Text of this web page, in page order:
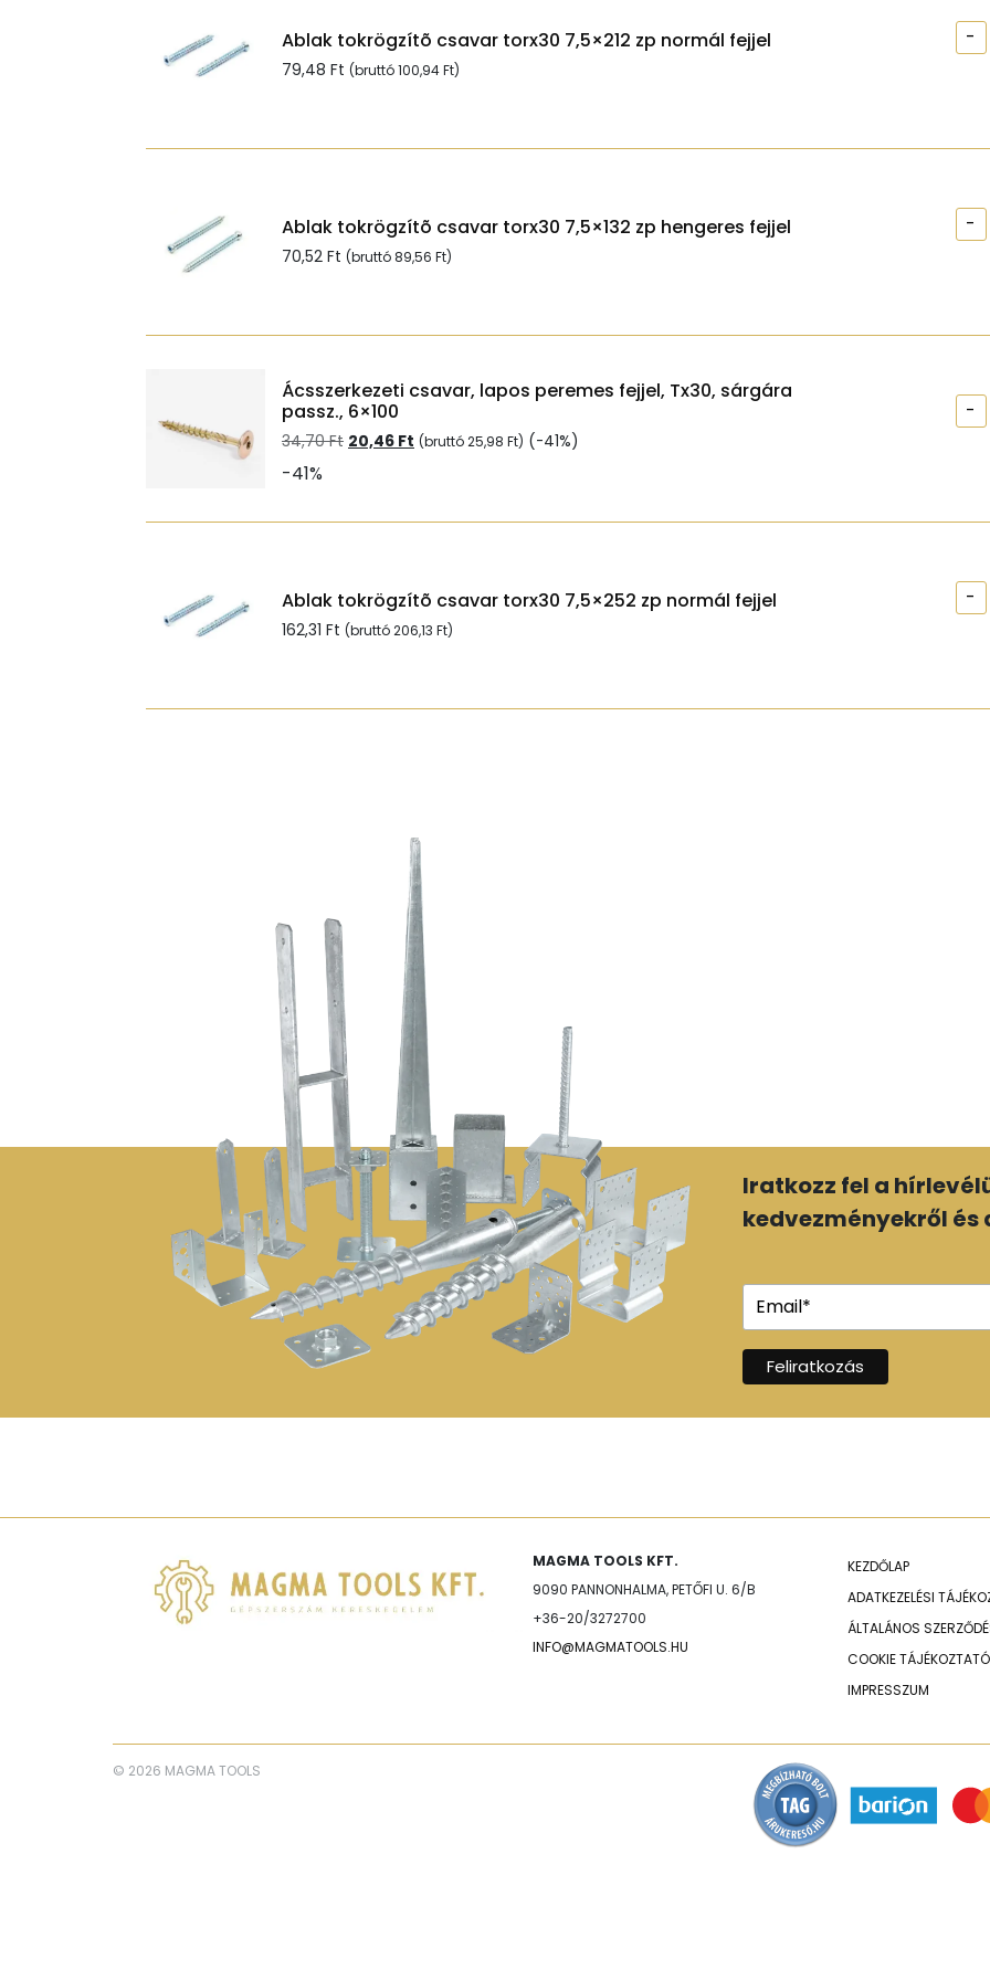
Ablak tokrögzítõ csavar torx30 7,5×212 zp normál fejjel
79,48 Ft (bruttó100,94Ft)
-
Ablak tokrögzítõ csavar torx30 7,5×132 zp hengeres fejjel
70,52 Ft (bruttó89,56 Ft)
-
Ácsszerkezeti csavar, lapos peremes fejjel, Tx30, sárgára
passz., 6×100
34,70Ft Original
20,46 Ft Current
(bruttó25,98 Ft) (-41%)
-41%
-
Ablak tokrögzítõ csavar torx30 7,5×252 zp normál fejjel
162,31 Ft (bruttó206,13 Ft)
-
Iratkozz fel a
kedvezményekről
MAGMA TOOLS KFT.
9090 PANNONHALMA, PETŐFI U. 6/B
+36-20/3272700
INFO@MAGMATOOLS.HU
KEZDŐLAP
ADATKEZELÉSI
ÁLTALÁNOS
COOKIE TÁJÉKOZTATÓ
IMPRESSZUM
© 2026 MAGMA TOOLS